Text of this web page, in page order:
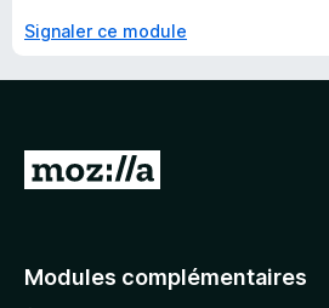
Signaler ce module
A
e
Modules complémentaires